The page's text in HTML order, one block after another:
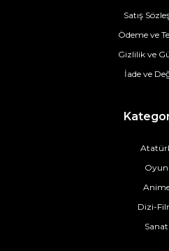
Satış
Ödeme ve
Gizlilik ve
İade ve
Oyun
Dizi-
Sanat